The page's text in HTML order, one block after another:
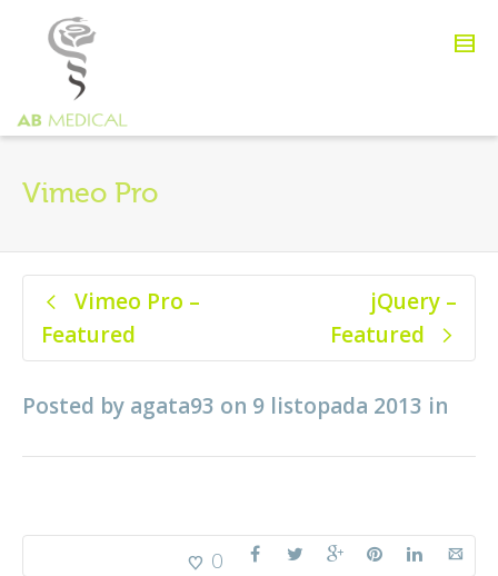
Vimeo Pro
Vimeo Pro –
Featured
jQuery –
Featured
Posted by agata93 on 9 listopada 2013 in
0